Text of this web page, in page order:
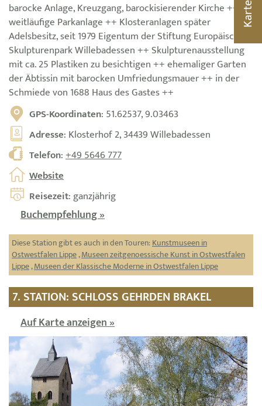
barocke Anlage, Kreuzgang, barockisierender Kirche ++
weitläufige Parkanlage ++ Klosteranlagen später
Adelsbesitz, seit 1979 Eigentum der Stiftung Europäischer
Skulpturenpark Willebadessen ++ Skulpturenausstellung
mit ca. 25 Plastiken zu besichtigen ++ ehemaliger Garten
der Äbtissin mit barocken Umfriedungsmauer ++ in der
Schmiede von 1688 Haus des Gastes ++
GPS-Koordinaten: 51.62537, 9.03463
Adresse: Klosterhof 2, 34439 Willebadessen
Telefon:+49 5646 777
Website
Reisezeit: ganzjährig
Buchempfehlung »
Diese Station gibt es auch in den Touren:Kunstmuseen in
Ostwestfalen Lippe,Museen zeitgenoessische Kunst in Ostwestfalen
Lippe,Museen der Klassische Moderne in Ostwestfalen Lippe
7. STATION: SCHLOSS GEHRDEN BRAKEL
Auf Karte anzeigen »
Karte